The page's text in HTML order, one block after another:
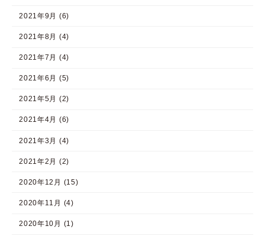
2021年9月 (6)
2021年8月 (4)
2021年7月 (4)
2021年6月 (5)
2021年5月 (2)
2021年4月 (6)
2021年3月 (4)
2021年2月 (2)
2020年12月 (15)
2020年11月 (4)
2020年10月 (1)